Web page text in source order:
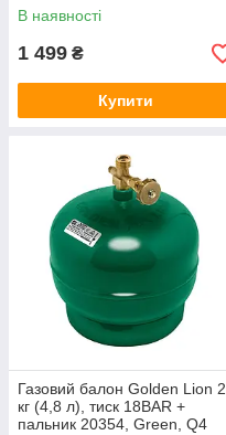
В наявності
1 499 ₴
Купити
Газовий балон Golden Lion 2
кг (4,8 л), тиск 18BAR +
пальник 20354, Green, Q4